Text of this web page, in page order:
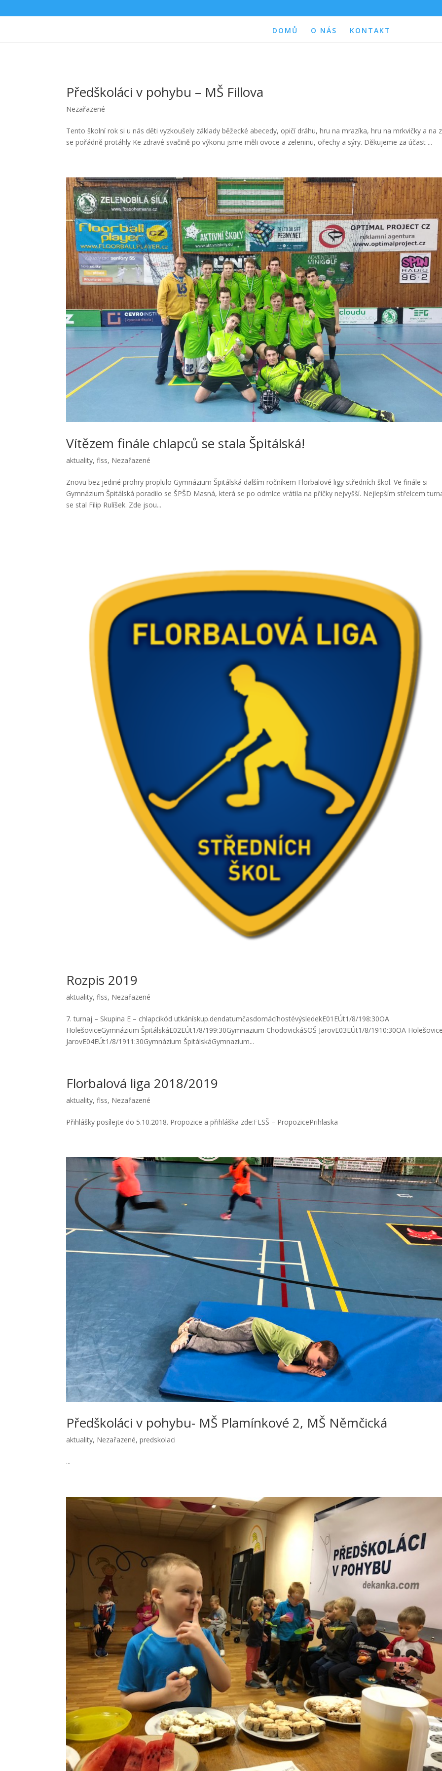
DOMŮ O NÁS KONTAKT
Předškoláci v pohybu – MŠ Fillova
Nezařazené
Tento školní rok si u nás děti vyzkoušely základy běžecké abecedy, opičí dráhu, hru na mrazíka, hru na mrkvičky a na
se pořádně protáhly Ke zdravé svačině po výkonu jsme měli ovoce a zeleninu, ořechy a sýry. Děkujeme za účast ...
Vítězem finále chlapců se stala Špitálská!
aktuality,flss, Nezařazené
Znovu bez jediné prohry proplulo Gymnázium Špitálská dalším ročníkem Florbalové ligy středních škol. Ve finále si
Gymnázium Špitálská poradilo se ŠPŠD Masná, která se po odmlce vrátila na příčky nejvyšší. Nejlepším střelcem
se stal Filip Rulíšek. Zde jsou...
Rozpis 2019
aktuality,flss, Nezařazené
7. turnaj – Skupina E – chlapcikód utkánískup.dendatumčasdomácíhostévýsledekE01EÚt1/8/198:30OA
HolešoviceGymnázium ŠpitálskáE02EÚt1/8/199:30Gymnazium ChodovickáSOŠ JarovE03EÚt1/8/1910:30OA
JarovE04EÚt1/8/1911:30Gymnázium ŠpitálskáGymnazium...
Florbalová liga 2018/2019
aktuality,flss, Nezařazené
Přihlášky posílejte do 5.10.2018. Propozice a přihláška zde:FLSŠ – PropozicePrihlaska
Předškoláci v pohybu- MŠ Plamínkové 2, MŠ Němčická
aktuality, Nezařazené,predskolaci
...